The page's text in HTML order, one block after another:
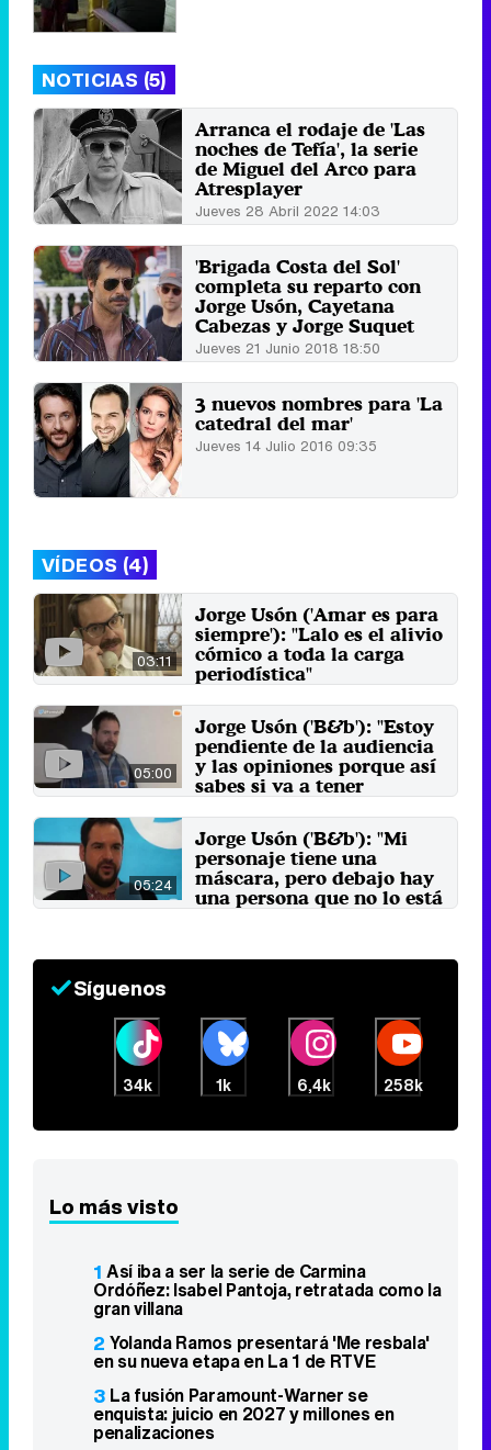
NOTICIAS (5)
Arranca el rodaje de 'Las
noches de Tefía', la serie
de Miguel del Arco para
Atresplayer
Jueves 28 Abril 2022 14:03
'Brigada Costa del Sol'
completa su reparto con
Jorge Usón, Cayetana
Cabezas y Jorge Suquet
Jueves 21 Junio 2018 18:50
3 nuevos nombres para 'La
catedral del mar'
Jueves 14 Julio 2016 09:35
VÍDEOS (4)
03:11
Jorge Usón ('Amar es para
siempre'): "Lalo es el alivio
cómico a toda la carga
periodística"
05:00
Jorge Usón ('B&b'): "Estoy
pendiente de la audiencia
y las opiniones porque así
sabes si va a tener
20 de septiembre 2015
05:24
Jorge Usón ('B&b'): "Mi
personaje tiene una
máscara, pero debajo hay
una persona que no lo está
Síguenos
34k 1k 6,4k 258k
Lo más visto
1 Así iba a ser la serie de Carmina
Ordóñez: Isabel Pantoja, retratada como la
gran villana
2 Yolanda Ramos presentará 'Me resbala'
en su nueva etapa en La 1 de RTVE
3 La fusión Paramount-Warner se
enquista: juicio en 2027 y millones en
penalizaciones